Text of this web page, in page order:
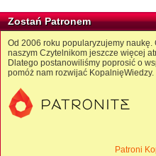
Zostań Patronem
Od 2006 roku popularyzujemy
naszym Czytelnikom jeszcze więcej
Dlatego postanowiliśmy poprosić o
pomóż nam rozwijać KopalnięWiedzy.
Patroni